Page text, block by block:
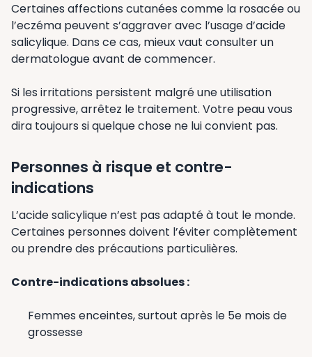
Certaines affections cutanées comme la rosacée ou
l’eczéma peuvent s’aggraver avec l’usage d’acide
salicylique. Dans ce cas, mieux vaut consulter un
dermatologue avant de commencer.
Si les irritations persistent malgré une utilisation
progressive, arrêtez le traitement. Votre peau vous
dira toujours si quelque chose ne lui convient pas.
Personnes à risque et contre-
indications
L’acide salicylique n’est pas adapté à tout le monde.
Certaines personnes doivent l’éviter complètement
ou prendre des précautions particulières.
Contre-indications absolues :
Femmes enceintes, surtout après le 5e mois de
grossesse